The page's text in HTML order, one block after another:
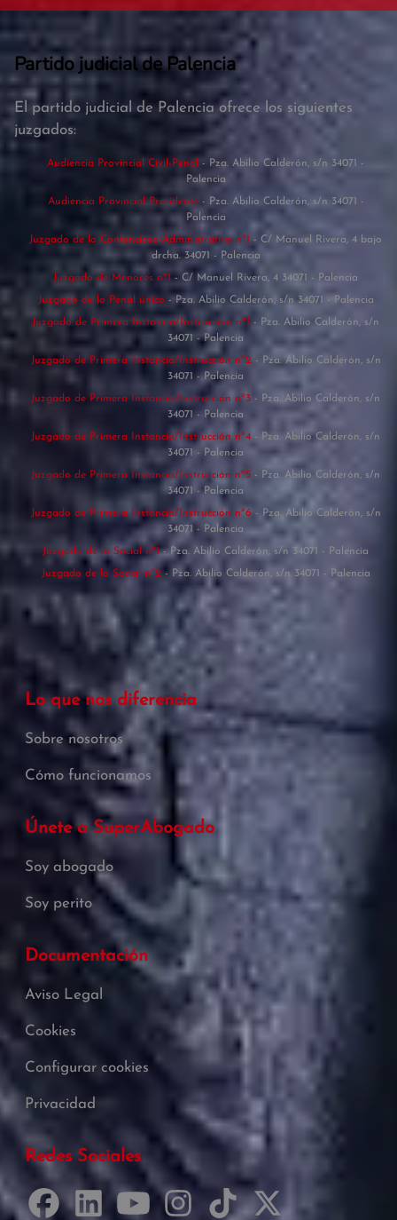
Partido judicial de Palencia
El partido judicial de Palencia ofrece los siguientes
juzgados:
Audiencia Provincial Civil-Penal - Pza. Abilio Calderón, s/n 34071 -
Palencia
Audiencia Provincial Presidente - Pza. Abilio Calderón, s/n 34071 -
Palencia
Juzgado de lo Contencioso-Administrativo nº1 - C/ Manuel Rivera, 4 bajo
drcha. 34071 - Palencia
Juzgado de Menores nº1 - C/ Manuel Rivera, 4 34071 - Palencia
Juzgado de lo Penal único - Pza. Abilio Calderón, s/n 34071 - Palencia
Juzgado de Primera Instancia/Instrucción nº1 - Pza. Abilio Calderón, s/n
34071 - Palencia
Juzgado de Primera Instancia/Instrucción nº2 - Pza. Abilio Calderón, s/n
34071 - Palencia
Juzgado de Primera Instancia/Instrucción nº3 - Pza. Abilio Calderón, s/n
34071 - Palencia
Juzgado de Primera Instancia/Instrucción nº4 - Pza. Abilio Calderón, s/n
34071 - Palencia
Juzgado de Primera Instancia/Instrucción nº5 - Pza. Abilio Calderón, s/n
34071 - Palencia
Juzgado de Primera Instancia/Instrucción nº6 - Pza. Abilio Calderón, s/n
34071 - Palencia
Juzgado de lo Social nº1- Pza. Abilio Calderón, s/n 34071 - Palencia
Juzgado de lo Social nº2- Pza. Abilio Calderón, s/n 34071 - Palencia
Lo que nos diferencia
Sobre nosotros
Cómo funcionamos
Únete a SuperAbogado
Soy abogado
Soy perito
Documentación
Aviso Legal
Cookies
Configurar cookies
Privacidad
Redes Sociales